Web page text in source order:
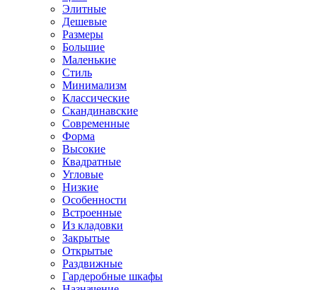
Элитные
Дешевые
Размеры
Большие
Маленькие
Стиль
Минимализм
Классические
Скандинавские
Современные
Форма
Высокие
Квадратные
Угловые
Низкие
Особенности
Встроенные
Из кладовки
Закрытые
Открытые
Раздвижные
Гардеробные шкафы